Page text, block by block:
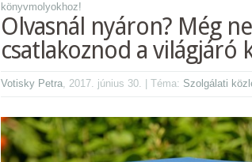
könyvmolyokhoz!
Olvasnál nyáron? Még
csatlakoznod a világjáró
Votisky Petra, 2017. június 30. | Téma: Szolgálati